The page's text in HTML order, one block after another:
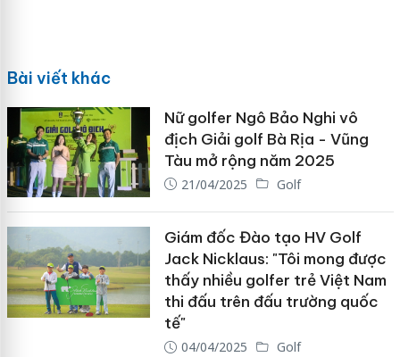
Bài viết khác
Nữ golfer Ngô Bảo Nghi vô
địch Giải golf Bà Rịa - Vũng
Tàu mở rộng năm 2025
21/04/2025 Golf
Giám đốc Đào tạo HV Golf
Jack Nicklaus: "Tôi mong được
thấy nhiều golfer trẻ Việt Nam
thi đấu trên đấu trường quốc
tế"
04/04/2025 Golf